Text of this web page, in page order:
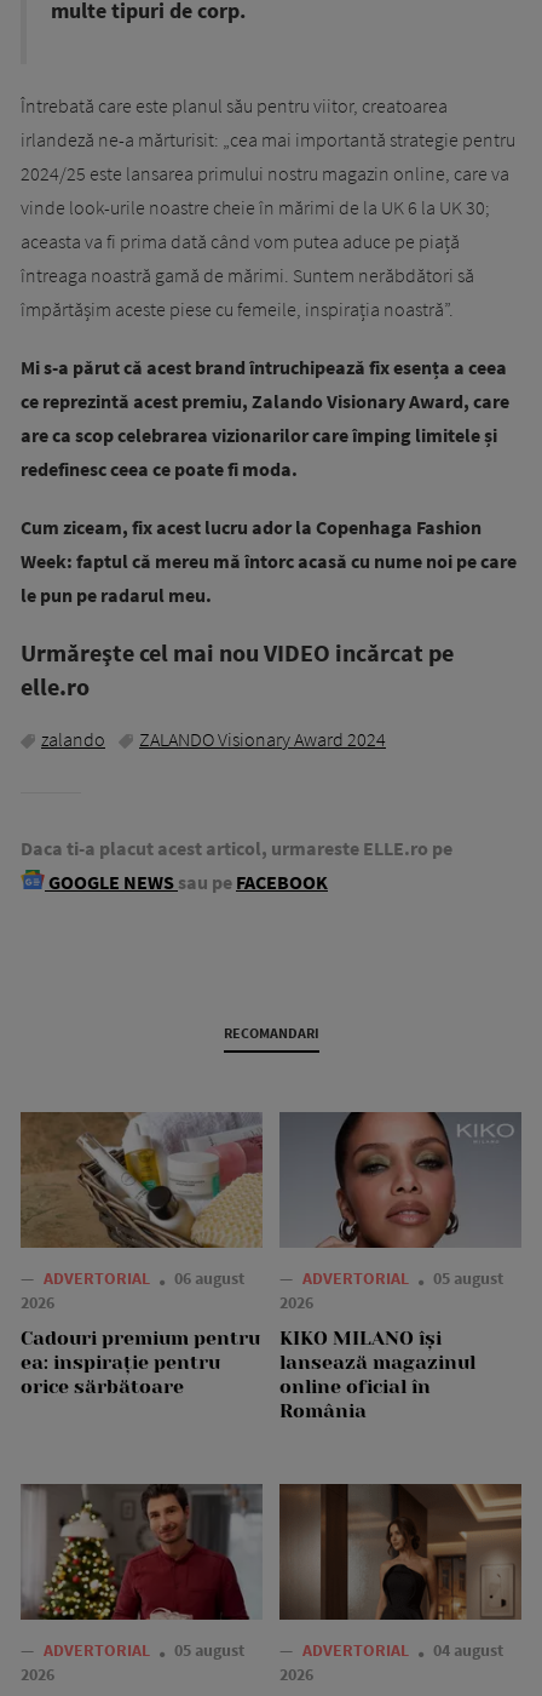
multe tipuri de corp.
Întrebată care este planul său pentru viitor, creatoarea
irlandeză ne-a mărturisit: „cea mai importantă strategie pentru
2024/25 este lansarea primului nostru magazin online, care va
vinde look-urile noastre cheie în mărimi de la UK 6 la UK 30;
aceasta va fi prima dată când vom putea aduce pe piață
întreaga noastră gamă de mărimi. Suntem nerăbdători să
împărtășim aceste piese cu femeile, inspirația noastră”.
Mi s-a părut că acest brand întruchipează fix esența a ceea
ce reprezintă acest premiu, Zalando Visionary Award, care
are ca scop celebrarea vizionarilor care împing limitele și
redefinesc ceea ce poate fi moda.
Cum ziceam, fix acest lucru ador la Copenhaga Fashion
Week: faptul că mereu mă întorc acasă cu nume noi pe care
le pun pe radarul meu.
Urmăreşte cel mai nou VIDEO incărcat pe
elle.ro
zalando ZALANDO Visionary Award 2024
Daca ti-a placut acest articol, urmareste ELLE.ro pe
GOOGLE NEWS sau pe FACEBOOK
RECOMANDARI
— ADVERTORIAL
06 august
2026
Cadouri premium pentru
ea: inspirație pentru
orice sărbătoare
— ADVERTORIAL
05 august
2026
KIKO MILANO își
lansează magazinul
online oficial în
România
— ADVERTORIAL
05 august
2026
— ADVERTORIAL
04 august
2026